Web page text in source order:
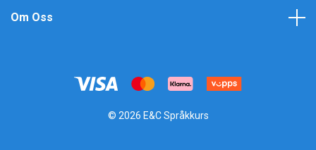
Om Oss
© 2026 E&C Språkkurs